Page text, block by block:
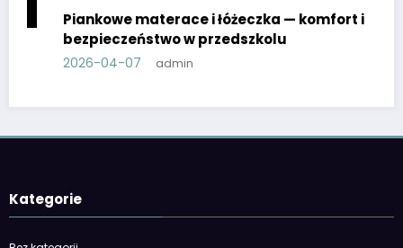
Piankowe materace i łóżeczka — komfort i
bezpieczeństwo w przedszkolu
2026-04-07 admin
Kategorie